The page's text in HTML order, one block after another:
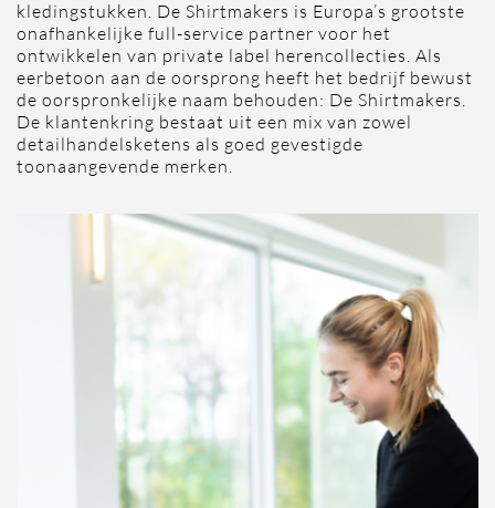
kledingstukken. De Shirtmakers is Europa’s grootste
onafhankelijke full-service partner voor het
ontwikkelen van private label herencollecties. Als
eerbetoon aan de oorsprong heeft het bedrijf bewust
de oorspronkelijke naam behouden: De Shirtmakers.
De klantenkring bestaat uit een mix van zowel
detailhandelsketens als goed gevestigde
toonaangevende merken.